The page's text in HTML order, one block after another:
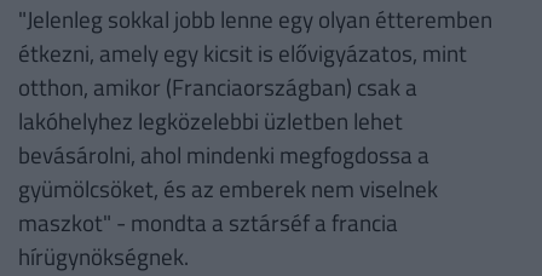
"Jelenleg sokkal jobb lenne egy olyan étteremben
étkezni, amely egy kicsit is elővigyázatos, mint
otthon, amikor (Franciaországban) csak a
lakóhelyhez legközelebbi üzletben lehet
bevásárolni, ahol mindenki megfogdossa a
gyümölcsöket, és az emberek nem viselnek
maszkot" - mondta a sztárséf a francia
hírügynökségnek.